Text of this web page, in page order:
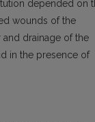
depended on
wounds of the
drainage of the
in the presence of